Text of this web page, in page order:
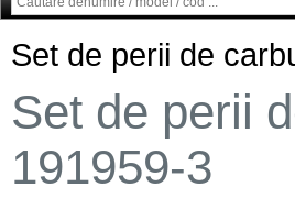
Set de perii de
Set de perii
191959-3